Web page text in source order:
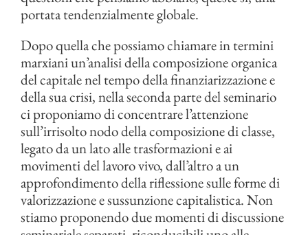
portata tendenzialmente globale.
Dopo quella che possiamo chiamare in termini
marxiani un’analisi della composizione organica
del capitale nel tempo della finanziarizzazione e
della sua crisi, nella seconda parte del seminario
ci proponiamo di concentrare l’attenzione
sull’irrisolto nodo della composizione di classe,
legato da un lato alle trasformazioni e ai
movimenti del lavoro vivo, dall’altro a un
approfondimento della riflessione sulle forme di
valorizzazione e sussunzione capitalistica. Non
stiamo proponendo due momenti di discussione